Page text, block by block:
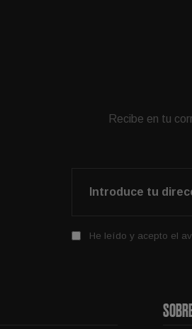
Recibe en tu
He leído y acepto el